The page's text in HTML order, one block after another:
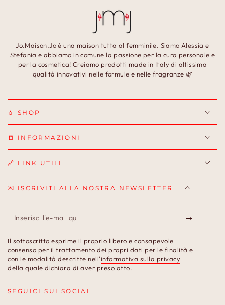
Jo.Maison.Jo è una maison tutta al femminile. Siamo Alessia e
Stefania e abbiamo in comune la passione per la cura personale e
per la cosmetica! Creiamo prodotti made in Italy di altissima
qualità innovativi nelle formule e nelle fragranze 🌿
💄 SHOP
📒 INFORMAZIONI
🔗 LINK UTILI
💌 ISCRIVITI ALLA NOSTRA NEWSLETTER
Inserisci
l'e-
mail
qui
Il sottoscritto esprime il proprio libero e consapevole
consenso per il trattamento dei propri dati per le finalità e
con le modalità descritte nell'informativa sulla privacy
della quale dichiara di aver preso atto.
SEGUICI SUI SOCIAL